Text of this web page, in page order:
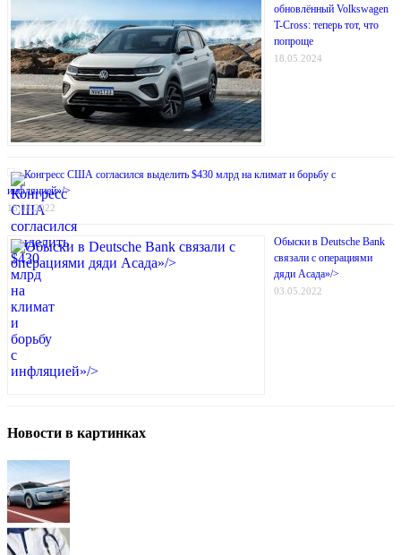
обновлённый Volkswagen
T-Cross: теперь тот, что
попроще
18.05.2024
Конгресс США согласился выделить $430 млрд на климат и борьбу с
инфляцией»/>
18.08.2022
Обыски в Deutsche Bank
связали с операциями
дяди Асада»/>
03.05.2022
Новости в картинках